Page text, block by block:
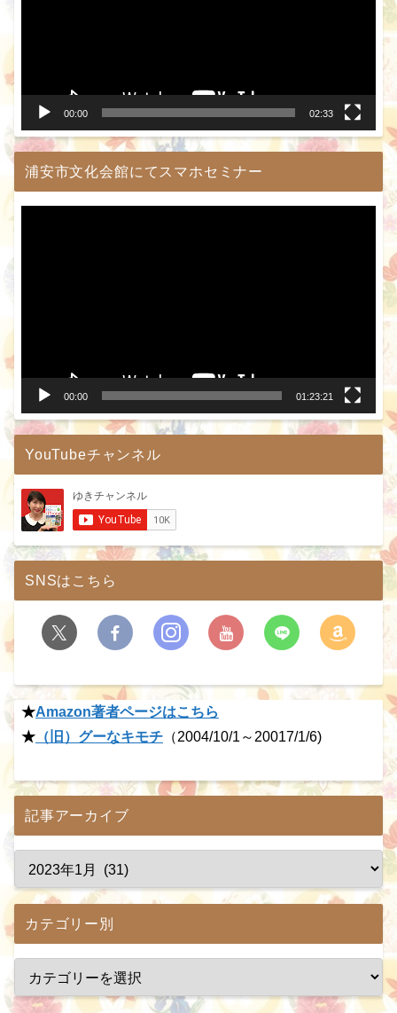
00:00 02:33
浦安市文化会館にてスマホセミナー
00:00 01:23:21
YouTubeチャンネル
SNSはこちら
★Amazon著者ページはこちら
★ （旧）グーなキモチ （2004/10/1～20017/1/6)
記事アーカイブ
カテゴリー別